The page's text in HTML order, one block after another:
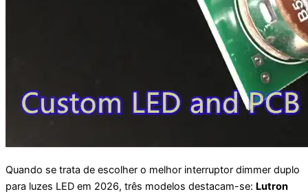
Quando se trata de escolher o melhor interruptor dimmer duplo
para luzes LED em 2026, três modelos destacam-se: Lutron